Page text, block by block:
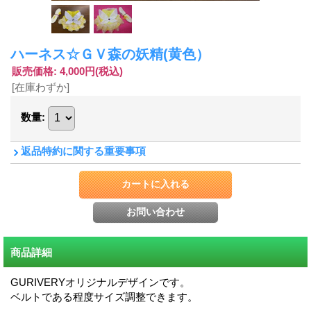
ハーネス☆ＧＶ森の妖精(黄色）
販売価格: 4,000円(税込)
[在庫わずか]
数量:
返品特約に関する重要事項
商品詳細
GURIVERYオリジナルデザインです。
ベルトである程度サイズ調整できます。